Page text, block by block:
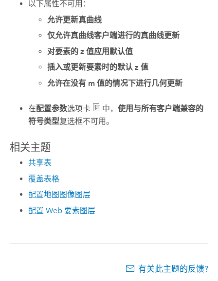
以下属性不可用：
允许更新真曲线
仅允许真曲线客户端进行的真曲线更新
对要素的 z 值应用默认值
插入或更新要素时的默认 z 值
允许在没有 m 值的情况下进行几何更新
在配置参数选项卡 中，使用与所有客户端兼容的
符号类型复选框不可用。
相关主题
共享表
覆盖表格
配置地图图像图层
配置 Web 要素图层
有关此主题的反馈?